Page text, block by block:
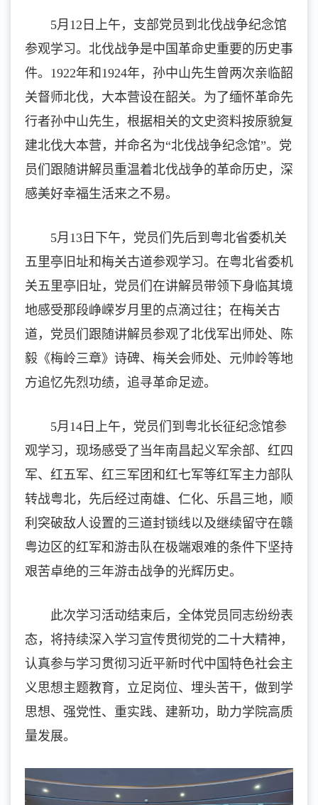
5月12日上午，支部党员到北伐战争纪念馆
参观学习。北伐战争是中国革命史重要的历史事
件。1922年和1924年，孙中山先生曾两次亲临韶
关督师北伐，大本营设在韶关。为了缅怀革命先
行者孙中山先生，根据相关的文史资料按原貌复
建北伐大本营，并命名为“北伐战争纪念馆”。党
员们跟随讲解员重温着北伐战争的革命历史，深
感美好幸福生活来之不易。
5月13日下午，党员们先后到粤北省委机关
五里亭旧址和梅关古道参观学习。在粤北省委机
关五里亭旧址，党员们在讲解员带领下身临其境
地感受那段峥嵘岁月里的点滴过往；在梅关古
道，党员们跟随讲解员参观了北伐军出师处、陈
毅《梅岭三章》诗碑、梅关会师处、元帅岭等地
方追忆先烈功绩，追寻革命足迹。
5月14日上午，党员们到粤北长征纪念馆参
观学习，现场感受了当年南昌起义军余部、红四
军、红五军、红三军团和红七军等红军主力部队
转战粤北，先后经过南雄、仁化、乐昌三地，顺
利突破敌人设置的三道封锁线以及继续留守在赣
粤边区的红军和游击队在极端艰难的条件下坚持
艰苦卓绝的三年游击战争的光辉历史。
此次学习活动结束后，全体党员同志纷纷表
态，将持续深入学习宣传贯彻党的二十大精神，
认真参与学习贯彻习近平新时代中国特色社会主
义思想主题教育，立足岗位、埋头苦干，做到学
思想、强党性、重实践、建新功，助力学院高质
量发展。